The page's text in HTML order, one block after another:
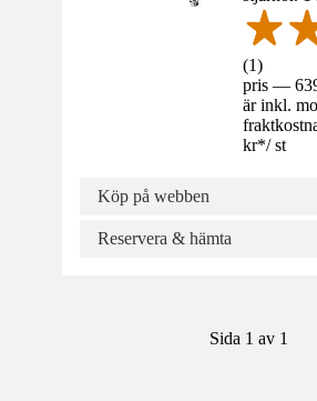
(1)
pris —
är inkl.
kr*/ st
Köp på webben
Reservera & hämta
Sida 1 av 1